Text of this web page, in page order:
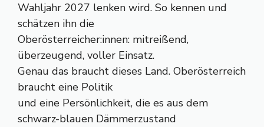
Wahljahr 2027 lenken wird. So kennen und
schätzen ihn die
Oberösterreicher:innen: mitreißend,
überzeugend, voller Einsatz.
Genau das braucht dieses Land. Oberösterreich
braucht eine Politik
und eine Persönlichkeit, die es aus dem
schwarz-blauen Dämmerzustand